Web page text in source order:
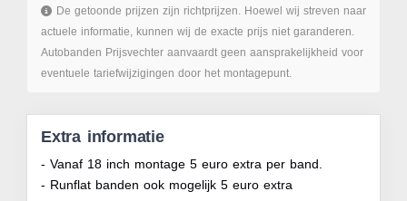
De getoonde prijzen zijn richtprijzen. Hoewel wij streven naar
actuele informatie, kunnen wij de exacte prijs niet garanderen.
Autobanden Prijsvechter aanvaardt geen aansprakelijkheid voor
eventuele tariefwijzigingen door het montagepunt.
Extra informatie
- Vanaf 18 inch montage 5 euro extra per band.
- Runflat banden ook mogelijk 5 euro extra